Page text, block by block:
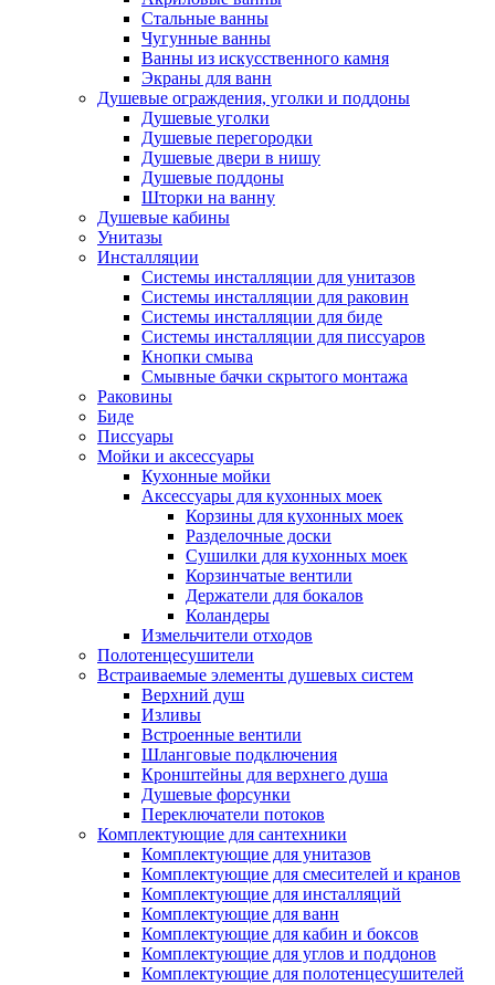
Стальные ванны
Чугунные ванны
Ванны из искусственного камня
Экраны для ванн
Душевые ограждения, уголки и поддоны
Душевые уголки
Душевые перегородки
Душевые двери в нишу
Душевые поддоны
Шторки на ванну
Душевые кабины
Унитазы
Инсталляции
Системы инсталляции для унитазов
Системы инсталляции для раковин
Системы инсталляции для биде
Системы инсталляции для писсуаров
Кнопки смыва
Смывные бачки скрытого монтажа
Раковины
Биде
Писсуары
Мойки и аксессуары
Кухонные мойки
Аксессуары для кухонных моек
Корзины для кухонных моек
Разделочные доски
Сушилки для кухонных моек
Корзинчатые вентили
Держатели для бокалов
Коландеры
Измельчители отходов
Полотенцесушители
Встраиваемые элементы душевых систем
Верхний душ
Изливы
Встроенные вентили
Шланговые подключения
Кронштейны для верхнего душа
Душевые форсунки
Переключатели потоков
Комплектующие для сантехники
Комплектующие для унитазов
Комплектующие для смесителей и кранов
Комплектующие для инсталляций
Комплектующие для ванн
Комплектующие для кабин и боксов
Комплектующие для углов и поддонов
Комплектующие для полотенцесушителей